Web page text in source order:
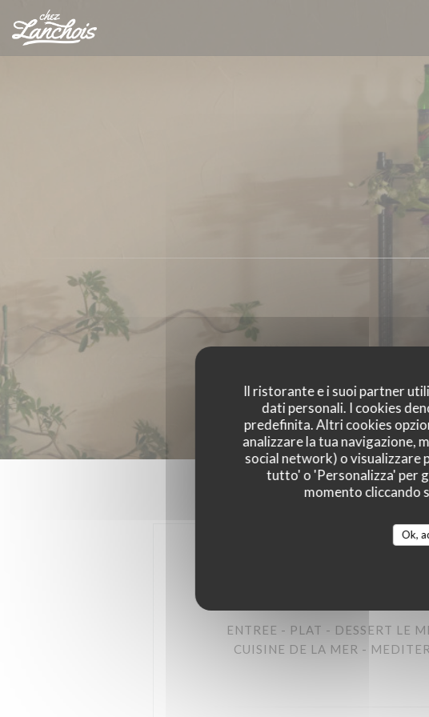
Personalizzazione delle tue scelte sui cookie
Il ristorante e i suoi partner
dati personali. I cookies
predefinita. Altri cookies
analizzare la tua navigazione,
social network) o visualizzare
tutto' o 'Personalizza' per
momento cliccando
Ok,
ENTREE - PLAT - DESSERT LE
CUISINE DE LA MER -